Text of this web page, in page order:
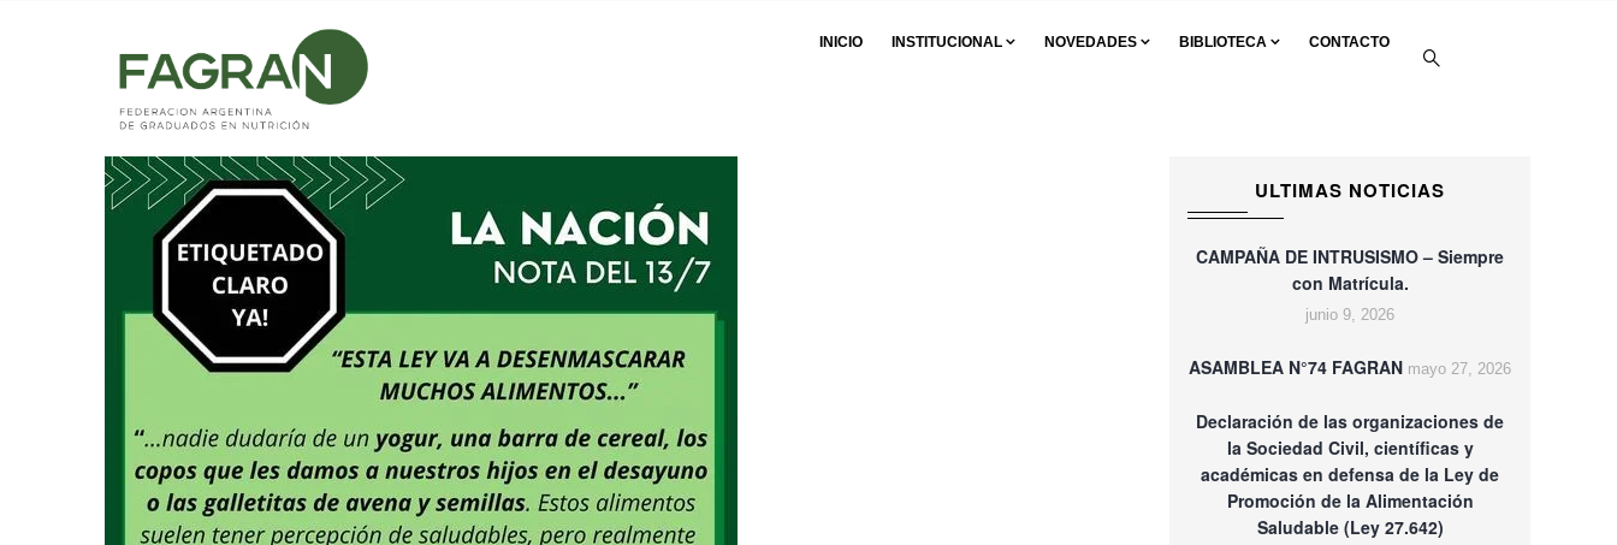
INICIO INSTITUCIONAL NOVEDADES BIBLIOTECA CONTACTO
Home Noticias/Nota para el Diario La Nación: «Octógonos negros: de qué se trata el proyecto de ley de etiquetado frontal de alimentos que hoy se trata en comisiones en Diputados»
ULTIMAS NOTICIAS
CAMPAÑA DE INTRUSISMO – Siempre
con Matrícula.
junio 9, 2026
ASAMBLEA N°74 FAGRAN mayo 27, 2026
Declaración de las organizaciones de
la Sociedad Civil, científicas y
académicas en defensa de la Ley de
Promoción de la Alimentación
Saludable (Ley 27.642)